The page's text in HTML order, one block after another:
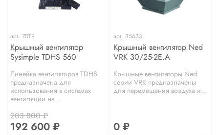
арт. 70TR
Крышный вентилятор
Sysimple TDHS 560
Линейка вентиляторов TDHS
предназначена для
использования в системах
вентиляции на...
203 800 ₽
192 600 ₽
арт. 85633
Крышный вентилятор Ned
VRK 30/25-2E.A
Крышные вентиляторы Ned
серии VRK предназначены
для перемещения воздуха и...
0 ₽